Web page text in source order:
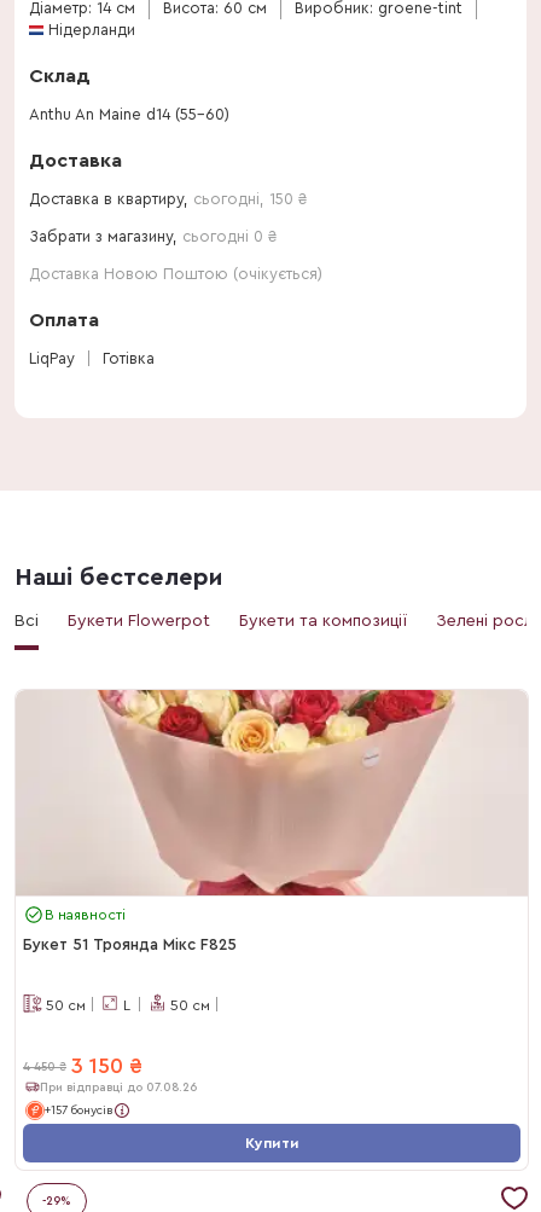
Діаметр: 14 см Висота: 60 см
Виробник: groene-tint
Нідерланди
Склад
Anthu An Maine d14 (55-60)
Доставка
Доставка в квартиру, сьогодні 150 ₴
Забрати з магазину, сьогодні 0 ₴
Доставка Новою Поштою (очікується)
Оплата
LiqPay Готівка
Наші бестселери
Всі Букети Flowerpot Букети та композиції Зелені
В наявності
Букет 51 Троянда Мікс F825
50 см L 50 см
4 450 ₴ 3 150 ₴
При відправці до 07.08.26
+157 бонусів
Купити
-29%